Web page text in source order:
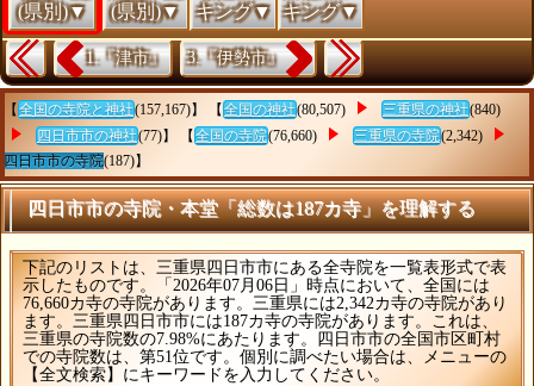
(県別)▼
(県別)▼
キング▼ キング▼
1.『津市』 3.『伊勢市』
【 全国の寺院と神社(157,167)】 【 全国の神社(80,507) 三重県の神社(840)
四日市市の神社(77)】 【 全国の寺院(76,660) 三重県の寺院(2,342)
四日市市の寺院(187)】
四日市市の寺院・本堂「総数は187カ寺」を理解する
下記のリストは、三重県四日市市にある全寺院を一覧表形式で表
示したものです。「2026年07月06日」時点において、全国には
76,660カ寺の寺院があります。三重県には2,342カ寺の寺院があり
ます。三重県四日市市には187カ寺の寺院があります。これは、
三重県の寺院数の7.98%にあたります。四日市市の全国市区町村
での寺院数は、第51位です。個別に調べたい場合は、メニューの
【全文検索】にキーワードを入力してください。